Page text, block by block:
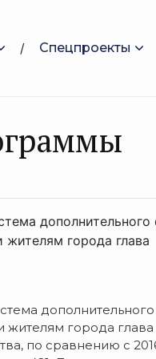
Спецпроекты
дополнительного
города глава
жителям города глава
по сравнению с